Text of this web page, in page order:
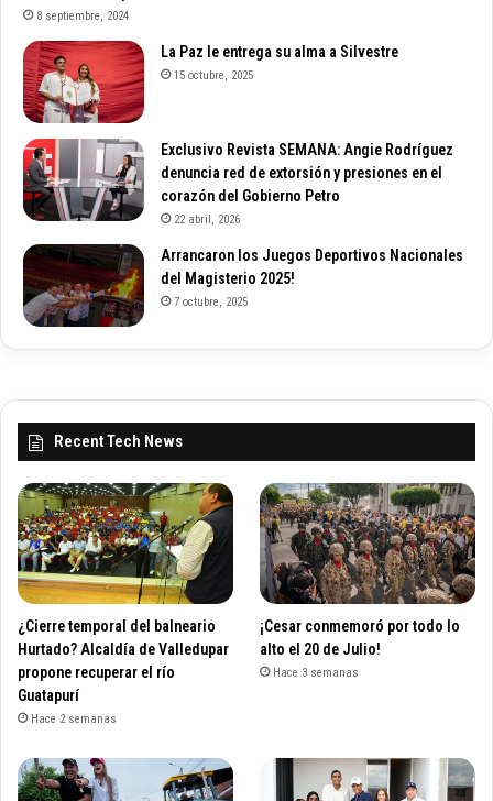
8 septiembre, 2024
La Paz le entrega su alma a Silvestre
15 octubre, 2025
Exclusivo Revista SEMANA: Angie Rodríguez
denuncia red de extorsión y presiones en el
corazón del Gobierno Petro
22 abril, 2026
Arrancaron los Juegos Deportivos Nacionales
del Magisterio 2025!
7 octubre, 2025
Recent Tech News
¿Cierre temporal del balneario
Hurtado? Alcaldía de Valledupar
propone recuperar el río
Guatapurí
Hace 2 semanas
¡Cesar conmemoró por todo lo
alto el 20 de Julio!
Hace 3 semanas